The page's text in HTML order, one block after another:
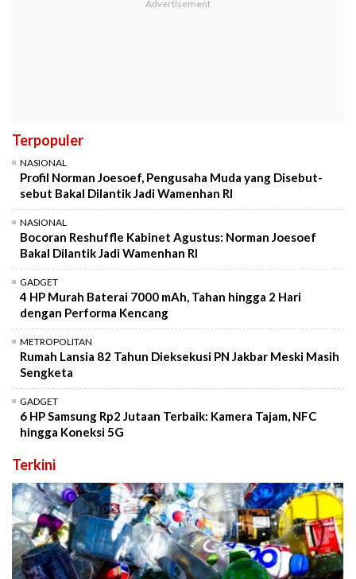
Terpopuler
NASIONAL
Profil Norman Joesoef, Pengusaha Muda yang Disebut-
sebut Bakal Dilantik Jadi Wamenhan RI
NASIONAL
Bocoran Reshuffle Kabinet Agustus: Norman Joesoef
Bakal Dilantik Jadi Wamenhan RI
GADGET
4 HP Murah Baterai 7000 mAh, Tahan hingga 2 Hari
dengan Performa Kencang
METROPOLITAN
Rumah Lansia 82 Tahun Dieksekusi PN Jakbar Meski Masih
Sengketa
GADGET
6 HP Samsung Rp2 Jutaan Terbaik: Kamera Tajam, NFC
hingga Koneksi 5G
Terkini